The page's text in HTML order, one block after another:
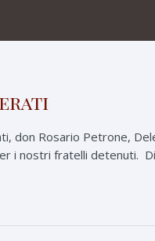
don Rosario Petrone,
i nostri fratelli detenuti.